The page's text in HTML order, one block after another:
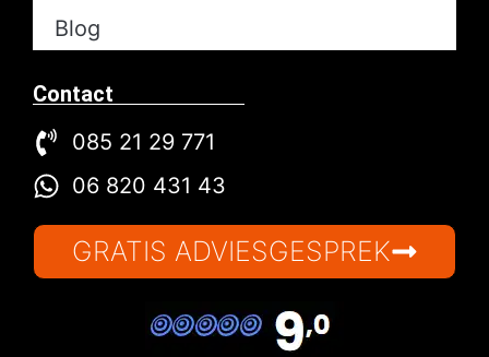
Blog
Contact
085 21 29 771
06 820 431 43
GRATIS ADVIESGESPREK